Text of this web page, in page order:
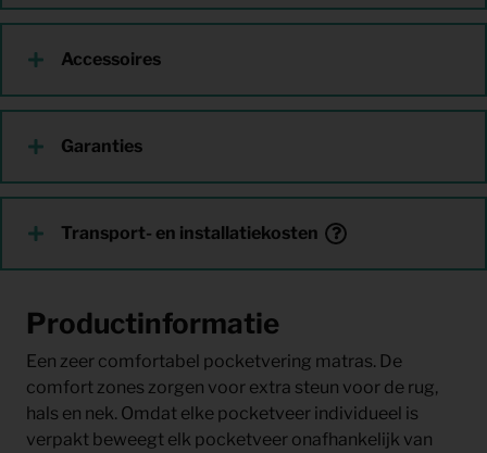
Accessoires
Garanties
Transport- en installatiekosten
Productinformatie
Een zeer comfortabel pocketvering matras. De
comfort zones zorgen voor extra steun voor de rug,
hals en nek. Omdat elke pocketveer individueel is
verpakt beweegt elk pocketveer onafhankelijk van